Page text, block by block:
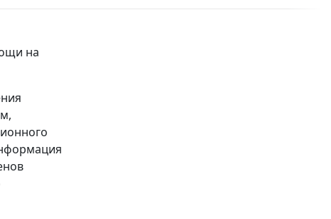
на